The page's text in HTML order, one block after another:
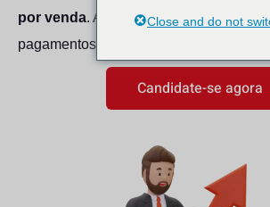
por venda. A adesão é gratuita, a
pagamentos são flexíveis.
Candidate-se agora
Close and do not